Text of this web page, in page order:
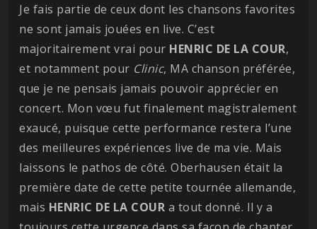
Je fais partie de ceux dont les chansons favorites
ne sont jamais jouées en live. C’est
majoritairement vrai pour HENRIC DE LA COUR,
et notamment pour Clinic, MA chanson préférée,
que je ne pensais jamais pouvoir apprécier en
concert. Mon vœu fut finalement magistralement
exaucé, puisque cette performance restera l’une
des meilleures expériences live de ma vie. Mais
laissons le pathos de côté. Oberhausen était la
première date de cette petite tournée allemande,
mais HENRIC DE LA COUR a tout donné. Il y a